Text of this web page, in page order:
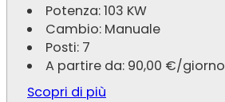
Potenza: 103 KW
Cambio: Manuale
Posti: 7
A partire da: 90,00 €/giorno
Scopri di più